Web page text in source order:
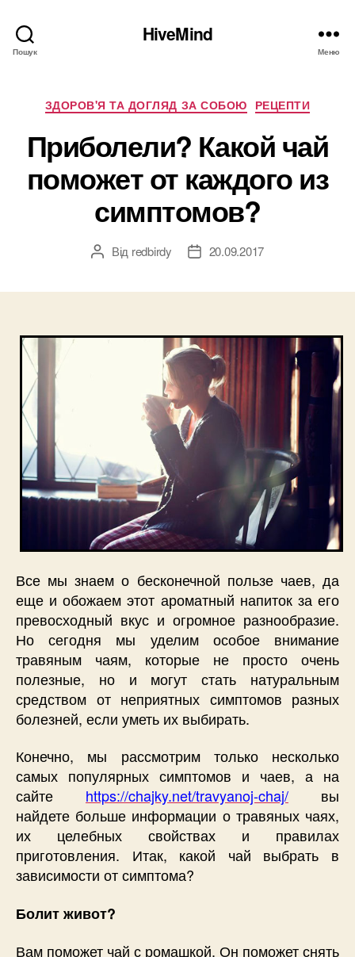
Пошук
HiveMind
Меню
Категорії
ЗДОРОВ'Я ТА ДОГЛЯД ЗА СОБОЮ РЕЦЕПТИ
Приболели? Какой чай
поможет от каждого из
симптомов?
Автор
Від redbirdy
Дата20.09.2017
Все мы знаем о бесконечной пользе чаев, да
еще и обожаем этот ароматный напиток за его
превосходный вкус и огромное разнообразие.
Но сегодня мы уделим особое внимание
травяным чаям, которые не просто очень
полезные, но и могут стать натуральным
средством от неприятных симптомов разных
болезней, если уметь их выбирать.
Конечно, мы рассмотрим только несколько
самых популярных симптомов и чаев, а на
сайте https://chajky.net/travyanoj-chaj/ вы
найдете больше информации о травяных чаях,
их целебных свойствах и правилах
приготовления. Итак, какой чай выбрать в
зависимости от симптома?
Болит живот?
Вам поможет чай с ромашкой. Он поможет снять